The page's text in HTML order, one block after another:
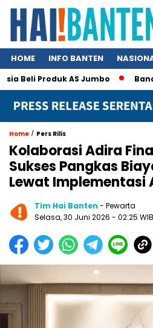
HOME INFO BANTEN
Produk AS Jumbo Bandara
Home / Pers Rilis
Kolaborasi Adira
Sukses Pangkas
Lewat Implementasi
Tim Hai Banten - Pewarta
Selasa, 30 Juni 2026 - 02:25 WIB